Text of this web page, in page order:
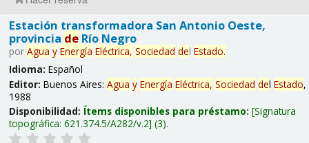
Estación transformadora San Antonio Oeste,
provincia deRío Negro
por Agua y Energía Eléctrica, Sociedad del Estado.
Idioma: Español
Editor: Buenos Aires: Agua y Energía Eléctrica, Sociedad del Estado,
1988
Disponibilidad: Ítems disponibles para préstamo: Signatura
topográfica: 621.374.5/A282/v.2 (3).